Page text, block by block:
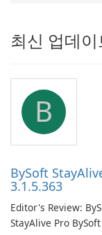
최신 업데이
B
BySoft
3.1.5.363
Editor's Review:
StayAlive Pro BySoft StayAlive